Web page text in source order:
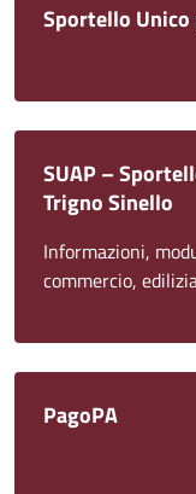
Sportello
SUAP –
Trigno Sinello
Informazioni,
commercio,
PagoPA